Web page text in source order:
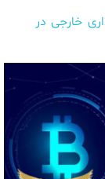
خارجی در